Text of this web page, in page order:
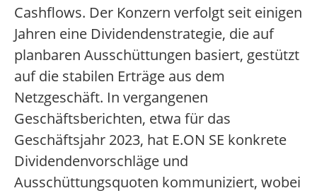
Cashflows. Der Konzern verfolgt seit einigen
Jahren eine Dividendenstrategie, die auf
planbaren Ausschüttungen basiert, gestützt
auf die stabilen Erträge aus dem
Netzgeschäft. In vergangenen
Geschäftsberichten, etwa für das
Geschäftsjahr 2023, hat E.ON SE konkrete
Dividendenvorschläge und
Ausschüttungsquoten kommuniziert, wobei